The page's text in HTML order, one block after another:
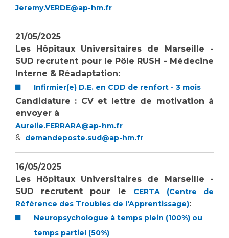
Jeremy.VERDE@ap-hm.fr
21/05/2025
Les Hôpitaux Universitaires de Marseille -
SUD recrutent pour le Pôle RUSH - Médecine
Interne & Réadaptation:
Infirmier(e) D.E. en CDD de renfort - 3 mois
Candidature : CV et lettre de motivation à
envoyer à
Aurelie.FERRARA@ap-hm.fr
& demandeposte.sud@ap-hm.fr
16/05/2025
Les Hôpitaux Universitaires de Marseille -
SUD recrutent pour le
CERTA (Centre de
Référence des Troubles de l'Apprentissage):
Neuropsychologue à temps plein (100%) ou
temps partiel (50%)